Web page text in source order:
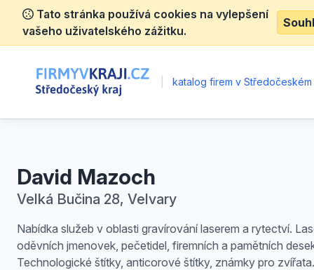
Tato stránka používá cookies na vylepšení
vašeho uživatelského zážitku.
katalog firem v Středočeském
David Mazoch
Velká Bučina 28, Velvary
Nabídka služeb v oblasti gravírování laserem a rytectví.
oděvních jmenovek, pečetidel, firemních a pamětních
Technologické štítky, anticorové štítky, známky pro zvířata.